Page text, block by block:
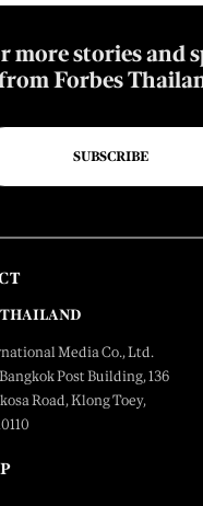
more stories and
Forbes
SUBSCRIBE
THAILAND
Media Co., Ltd.
Post Building, 136
Road, Klong Toey,